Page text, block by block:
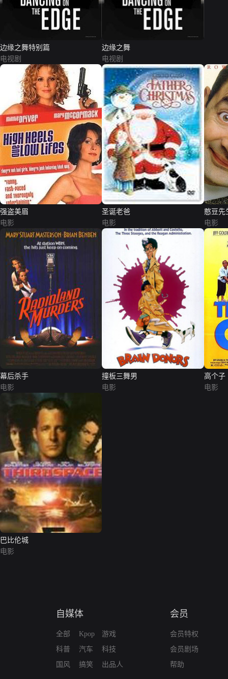
边缘之舞特别篇
电视剧
边缘之舞
电视剧
强盗美眉
电影
圣诞老爸
电影
憨豆先
电影
幕后杀手
电影
撞板三舞男
电影
高个子
电影
巴比伦城
电影
自媒体
全部
科普
国风
Kpop
汽车
搞笑
游戏
科技
出品人
会员
会员特权
会员剧场
帮助